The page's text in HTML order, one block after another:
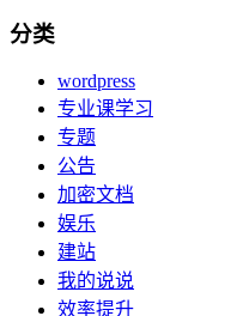
分类
wordpress
专业课学习
专题
公告
加密文档
娱乐
建站
我的说说
效率提升